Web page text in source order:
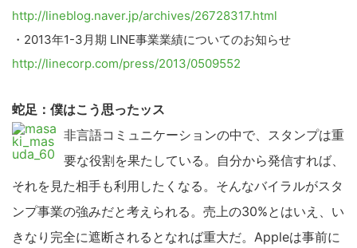
http://lineblog.naver.jp/archives/26728317.html
・2013年1-3月期 LINE事業業績についてのお知らせ
http://linecorp.com/press/2013/0509552
蛇足：僕はこう思ったッス
非言語コミュニケーションの中で、スタンプは重
要な役割を果たしている。自分から発信すれば、
それを見た相手も利用したくなる。そんなバイラルがスタ
ンプ事業の強みだと考えられる。売上の30%とはいえ、い
きなり完全に遮断されるとなれば重大だ。Appleは事前に